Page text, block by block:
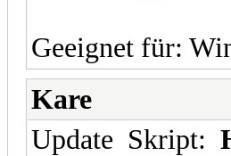
Geeignet für:
Kare
Update Skript: